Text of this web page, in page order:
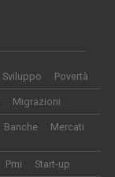
Sviluppo Povertà
Migrazioni
Banche Mercati
Pmi Start-up